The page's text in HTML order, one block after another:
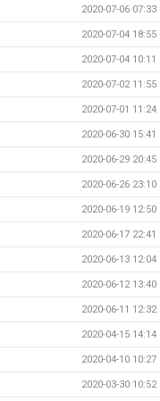
2020-07-06 07:33
2020-07-04 18:55
2020-07-04 10:11
2020-07-02 11:55
2020-07-01 11:24
2020-06-30 15:41
2020-06-29 20:45
2020-06-26 23:10
2020-06-19 12:50
2020-06-17 22:41
2020-06-13 12:04
2020-06-12 13:40
2020-06-11 12:32
2020-04-15 14:14
2020-04-10 10:27
2020-03-30 10:52